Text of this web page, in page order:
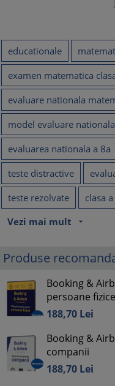
educationale
examen matematica
evaluare nationala
model evaluare
evaluarea nationala a 8a
teste distractive
teste rezolvate
clasa
Vezi mai mult
arrow_drop_down
Produse
Booking &
persoane fizice
188,70 Lei
Booking &
companii
188,70 Lei